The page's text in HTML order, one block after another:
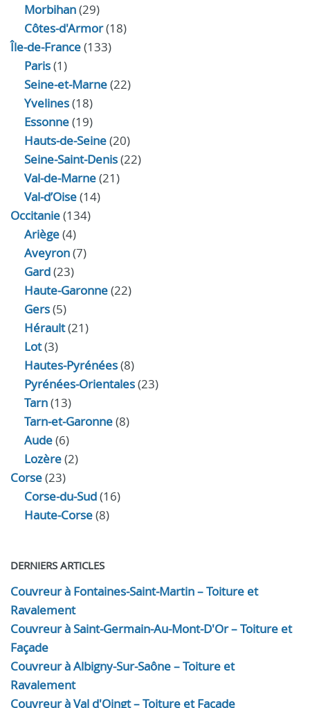
Morbihan(29)
Côtes-d'Armor(18)
Île-de-France(133)
Paris(1)
Seine-et-Marne(22)
Yvelines(18)
Essonne(19)
Hauts-de-Seine(20)
Seine-Saint-Denis(22)
Val-de-Marne(21)
Val-d’Oise(14)
Occitanie(134)
Ariège(4)
Aveyron(7)
Gard(23)
Haute-Garonne(22)
Gers(5)
Hérault(21)
Lot(3)
Hautes-Pyrénées(8)
Pyrénées-Orientales(23)
Tarn(13)
Tarn-et-Garonne(8)
Aude(6)
Lozère(2)
Corse(23)
Corse-du-Sud(16)
Haute-Corse(8)
DERNIERS ARTICLES
Couvreur à Fontaines-Saint-Martin – Toiture et
Ravalement
Couvreur à Saint-Germain-Au-Mont-D'Or – Toiture et
Façade
Couvreur à Albigny-Sur-Saône – Toiture et
Ravalement
Couvreur à Val d'Oingt – Toiture et Façade